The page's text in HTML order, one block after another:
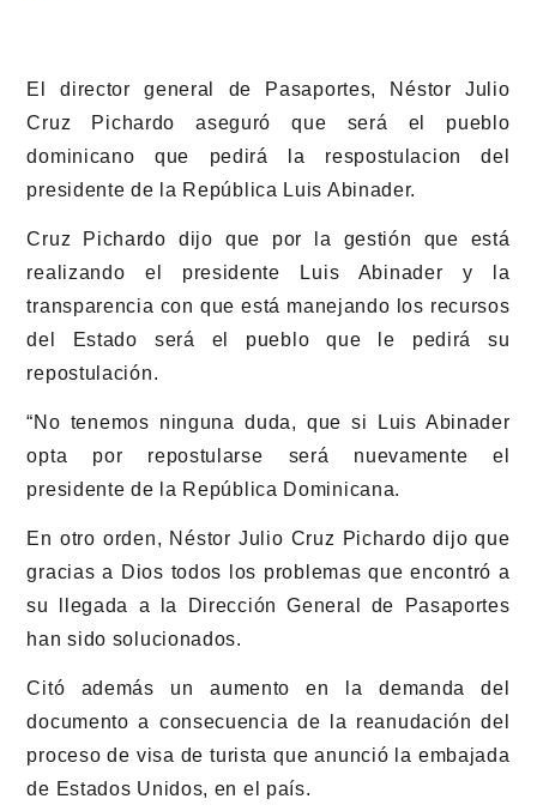
El director general de Pasaportes, Néstor Julio
Cruz Pichardo aseguró que será el pueblo
dominicano que pedirá la respostulacion del
presidente de la República Luis Abinader.
Cruz Pichardo dijo que por la gestión que está
realizando el presidente Luis Abinader y la
transparencia con que está manejando los recursos
del Estado será el pueblo que le pedirá su
repostulación.
“No tenemos ninguna duda, que si Luis Abinader
opta por repostularse será nuevamente el
presidente de la República Dominicana.
En otro orden, Néstor Julio Cruz Pichardo dijo que
gracias a Dios todos los problemas que encontró a
su llegada a la Dirección General de Pasaportes
han sido solucionados.
Citó además un aumento en la demanda del
documento a consecuencia de la reanudación del
proceso de visa de turista que anunció la embajada
de Estados Unidos, en el país.